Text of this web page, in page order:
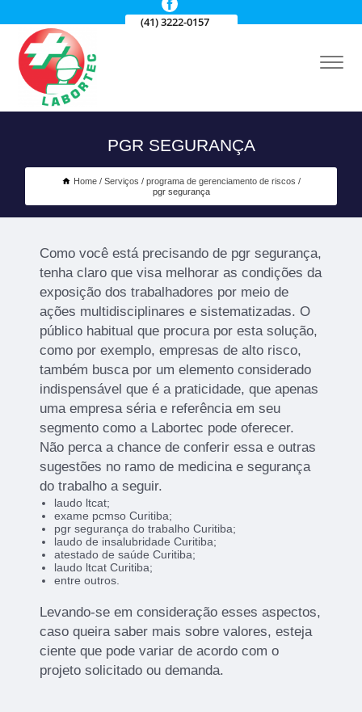
(41) 3222-0157
PGR SEGURANÇA
Home Serviços
programa de gerenciamento de riscos
pgr segurança
Como você está precisando de pgr segurança,
tenha claro que visa melhorar as condições da
exposição dos trabalhadores por meio de
ações multidisciplinares e sistematizadas. O
público habitual que procura por esta solução,
como por exemplo, empresas de alto risco,
também busca por um elemento considerado
indispensável que é a praticidade, que apenas
uma empresa séria e referência em seu
segmento como a Labortec pode oferecer.
Não perca a chance de conferir essa e outras
sugestões no ramo de medicina e segurança
do trabalho a seguir.
laudo ltcat;
exame pcmso Curitiba;
pgr segurança do trabalho Curitiba;
laudo de insalubridade Curitiba;
atestado de saúde Curitiba;
laudo ltcat Curitiba;
entre outros.
Levando-se em consideração esses aspectos,
caso queira saber mais sobre valores, esteja
ciente que pode variar de acordo com o
projeto solicitado ou demanda.